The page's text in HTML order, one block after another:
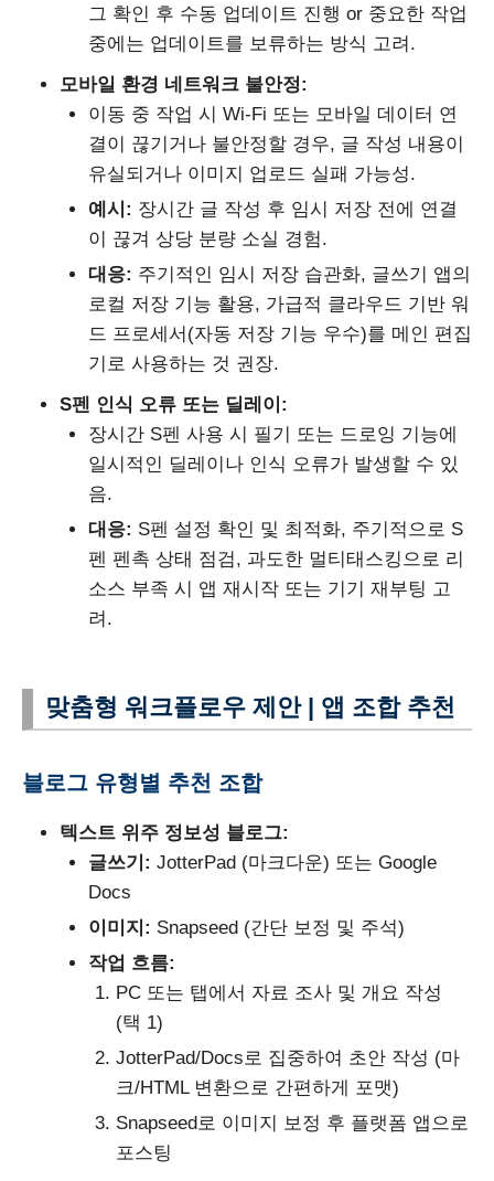
그 확인 후 수동 업데이트 진행 or 중요한 작업
중에는 업데이트를 보류하는 방식 고려.
모바일 환경 네트워크 불안정:
이동 중 작업 시 Wi-Fi 또는 모바일 데이터 연
결이 끊기거나 불안정할 경우, 글 작성 내용이
유실되거나 이미지 업로드 실패 가능성.
예시: 장시간 글 작성 후 임시 저장 전에 연결
이 끊겨 상당 분량 소실 경험.
대응: 주기적인 임시 저장 습관화, 글쓰기 앱의
로컬 저장 기능 활용, 가급적 클라우드 기반 워
드 프로세서(자동 저장 기능 우수)를 메인 편집
기로 사용하는 것 권장.
S펜 인식 오류 또는 딜레이:
장시간 S펜 사용 시 필기 또는 드로잉 기능에
일시적인 딜레이나 인식 오류가 발생할 수 있
음.
대응: S펜 설정 확인 및 최적화, 주기적으로 S
펜 펜촉 상태 점검, 과도한 멀티태스킹으로 리
소스 부족 시 앱 재시작 또는 기기 재부팅 고
려.
맞춤형 워크플로우 제안 | 앱 조합 추천
블로그 유형별 추천 조합
텍스트 위주 정보성 블로그:
글쓰기: JotterPad (마크다운) 또는 Google
Docs
이미지: Snapseed (간단 보정 및 주석)
작업 흐름:
PC 또는 탭에서 자료 조사 및 개요 작성
(택 1)
JotterPad/Docs로 집중하여 초안 작성 (마
크/HTML 변환으로 간편하게 포맷)
Snapseed로 이미지 보정 후 플랫폼 앱으로
포스팅